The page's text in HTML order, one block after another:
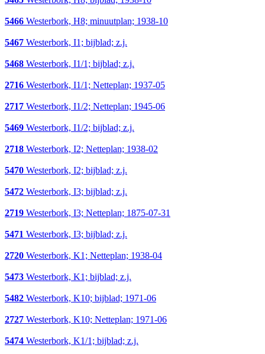
5466 Westerbork, H8; minuutplan; 1938-10
5467 Westerbork, I1; bijblad; z.j.
5468 Westerbork, I1/1; bijblad; z.j.
2716 Westerbork, I1/1; Netteplan; 1937-05
2717 Westerbork, I1/2; Netteplan; 1945-06
5469 Westerbork, I1/2; bijblad; z.j.
2718 Westerbork, I2; Netteplan; 1938-02
5470 Westerbork, I2; bijblad; z.j.
5472 Westerbork, I3; bijblad; z.j.
2719 Westerbork, I3; Netteplan; 1875-07-31
5471 Westerbork, I3; bijblad; z.j.
2720 Westerbork, K1; Netteplan; 1938-04
5473 Westerbork, K1; bijblad; z.j.
5482 Westerbork, K10; bijblad; 1971-06
2727 Westerbork, K10; Netteplan; 1971-06
5474 Westerbork, K1/1; bijblad; z.j.